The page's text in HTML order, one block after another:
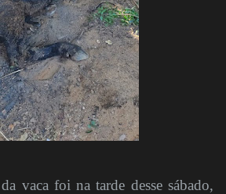
vaca foi na tarde desse sábado,